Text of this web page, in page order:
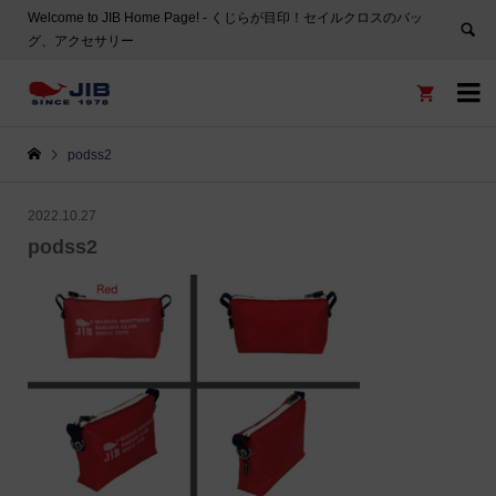
Welcome to JIB Home Page! ‐ くじらが目印！セイルクロスのバッ
グ、アクセサリー


podss2
2022.10.27
podss2